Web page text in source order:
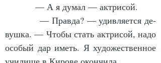
            — А я ду­мал — ак­три­сой.
вуш­ка. — Что­бы стать ак­три­сой, на­до
осо­бый дар иметь. Я ху­до­жест­вен­ное